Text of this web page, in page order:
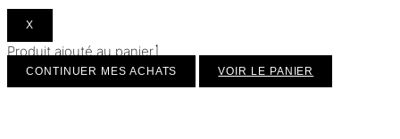
X
Produit ajouté au panier
CONTINUER MES ACHATS VOIR LE PANIER